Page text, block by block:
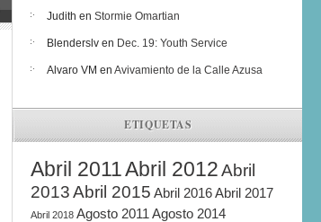
Judith en Stormie Omartian
Blenderslv en Dec. 19: Youth Service
Alvaro VM en Avivamiento de la Calle Azusa
ETIQUETAS
Abril 2011Abril 2012Abril
2013Abril 2015 Abril 2016Abril 2017
Abril 2018 Agosto 2011 Agosto 2014